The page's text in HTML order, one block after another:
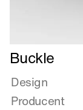
Læs
mere
om
Buckle
Buckle
Design
Producent